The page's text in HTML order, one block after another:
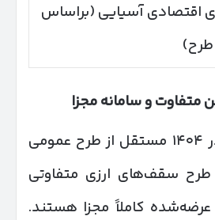
اقتصادی آسیایی (براساس
متفاوت و سامانه مجزا
طرح جانبازان در آذر ۱۴۰۴ مستقل از طرح عمومی
طرح سقف‌های ارزی متفاوتی
کاملاً مجزا هستند.